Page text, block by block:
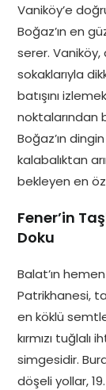
Vaniköy’e
Boğaz’ın en
serer. Vaniköy,
sokaklarıyla
batışını
noktalarından
Boğaz’ın
kalabalıktan
bekleyen en
Fener’in
Doku
Balat’ın
Patrikhanesi,
en köklü
kırmızı
simgesidir.
döşeli yollar,